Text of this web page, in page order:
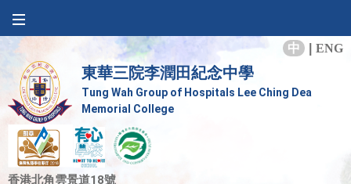
中 ENG
東華三院李潤田紀念中學
Tung Wah Group of Hospitals Lee Ching Dea
Memorial College
香港北角雲景道18號